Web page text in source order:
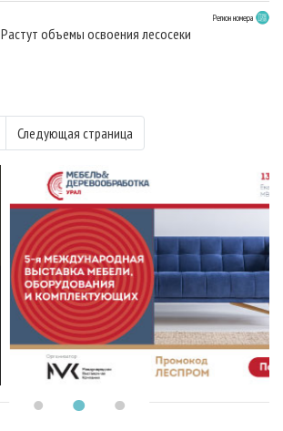
Регион номера
Растут объемы освоения лесосеки
Следующая страница